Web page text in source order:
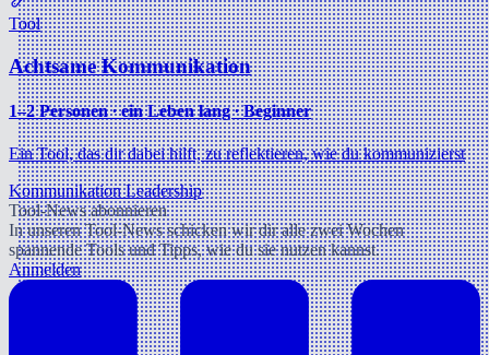
Tool
Achtsame Kommunikation
1–2 Personen ∙ ein Leben lang ∙ Beginner
Ein Tool, das dir dabei hilft, zu reflektieren, wie du kommunizierst
KommunikationLeadership
Tool-News abonnieren
In unseren Tool-News schicken wir dir alle zwei Wochen
spannende Tools und Tipps, wie du sie nutzen kannst.
Anmelden